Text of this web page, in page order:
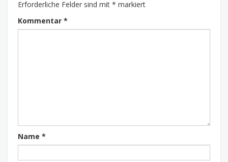
Erforderliche Felder sind mit * markiert
Kommentar *
Name *